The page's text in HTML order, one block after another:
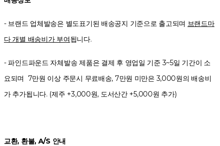
- 브랜드 업체발송은 별도표기된 배송공지 기준으로 출고되며 브랜드마
다 개별 배송비가 부여됩니다.
- 파인드파운드 자체발송 제품은 결제 후 영업일 기준 3~5일 기간이 소
요되며 7만원 이상 주문시 무료배송, 7만원 미만은 3,000원의 배송비
가 추가됩니다. (제주 +3,000원, 도서산간 +5,000원 추가)
교환, 환불, A/S 안내